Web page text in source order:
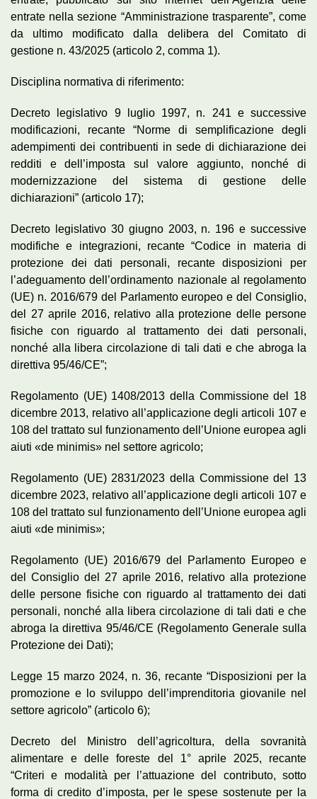
entrate nella sezione “Amministrazione trasparente”, come
da ultimo modificato dalla delibera del Comitato di
gestione n. 43/2025 (articolo 2, comma 1).
Disciplina normativa di riferimento:
Decreto legislativo 9 luglio 1997, n. 241 e successive
modificazioni, recante “Norme di semplificazione degli
adempimenti dei contribuenti in sede di dichiarazione dei
redditi e dell’imposta sul valore aggiunto, nonché di
modernizzazione del sistema di gestione delle
dichiarazioni” (articolo 17);
Decreto legislativo 30 giugno 2003, n. 196 e successive
modifiche e integrazioni, recante “Codice in materia di
protezione dei dati personali, recante disposizioni per
l’adeguamento dell’ordinamento nazionale al regolamento
(UE) n. 2016/679 del Parlamento europeo e del Consiglio,
del 27 aprile 2016, relativo alla protezione delle persone
fisiche con riguardo al trattamento dei dati personali,
nonché alla libera circolazione di tali dati e che abroga la
direttiva 95/46/CE”;
Regolamento (UE) 1408/2013 della Commissione del 18
dicembre 2013, relativo all’applicazione degli articoli 107 e
108 del trattato sul funzionamento dell’Unione europea agli
aiuti «de minimis» nel settore agricolo;
Regolamento (UE) 2831/2023 della Commissione del 13
dicembre 2023, relativo all’applicazione degli articoli 107 e
108 del trattato sul funzionamento dell’Unione europea agli
aiuti «de minimis»;
Regolamento (UE) 2016/679 del Parlamento Europeo e
del Consiglio del 27 aprile 2016, relativo alla protezione
delle persone fisiche con riguardo al trattamento dei dati
personali, nonché alla libera circolazione di tali dati e che
abroga la direttiva 95/46/CE (Regolamento Generale sulla
Protezione dei Dati);
Legge 15 marzo 2024, n. 36, recante “Disposizioni per la
promozione e lo sviluppo dell’imprenditoria giovanile nel
settore agricolo” (articolo 6);
Decreto del Ministro dell’agricoltura, della sovranità
alimentare e delle foreste del 1° aprile 2025, recante
“Criteri e modalità per l’attuazione del contributo, sotto
forma di credito d’imposta, per le spese sostenute per la